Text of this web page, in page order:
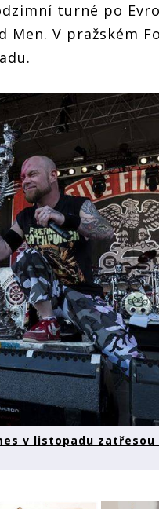
turné po
Men. V pražském
v listopadu zatřesou